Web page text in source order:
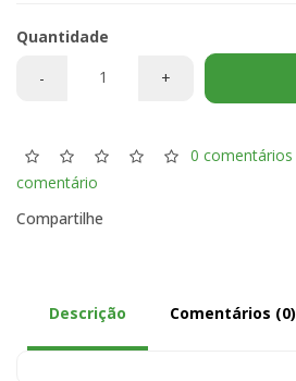
Quantidade
-
+
0 comentários
comentário
Compartilhe
Descrição Comentários (0)